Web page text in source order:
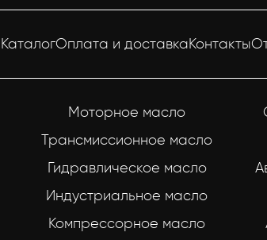
КаталогОплата и доставкаКонтакты
Моторное масло
Трансмиссионное масло
Гидравлическое масло
Индустриальное масло
Компрессорное масло